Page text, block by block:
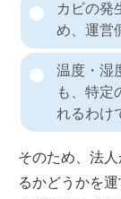
カビの発
め、運営
温度・湿
も、特定
れるわけ
そのため、法
るかどうかを